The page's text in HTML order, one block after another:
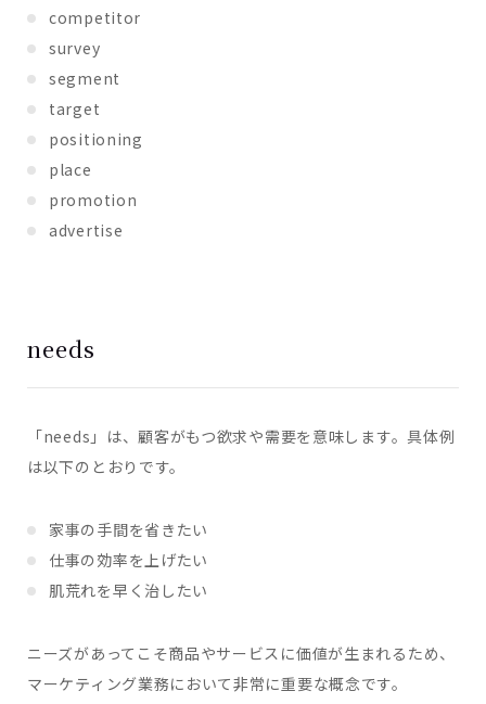
competitor
survey
segment
target
positioning
place
promotion
advertise
needs
「needs」は、顧客がもつ欲求や需要を意味します。具体例
は以下のとおりです。
家事の手間を省きたい
仕事の効率を上げたい
肌荒れを早く治したい
ニーズがあってこそ商品やサービスに価値が生まれるため、
マーケティング業務において非常に重要な概念です。